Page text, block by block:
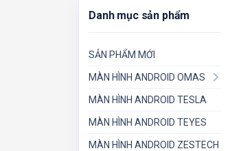
Danh mục sản phẩm
SẢN PHẨM MỚI
MÀN HÌNH ANDROID OMAS
MÀN HÌNH ANDROID TESLA
MÀN HÌNH ANDROID TEYES
MÀN HÌNH ANDROID ZESTECH